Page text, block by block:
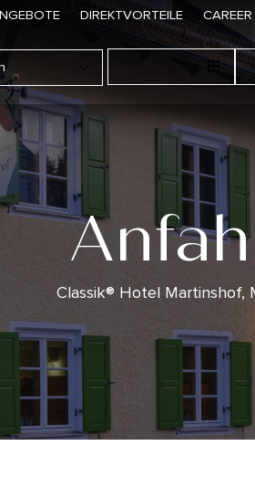
DIREKTVORTEILE CAREER
Classik® Hotel Martinshof,